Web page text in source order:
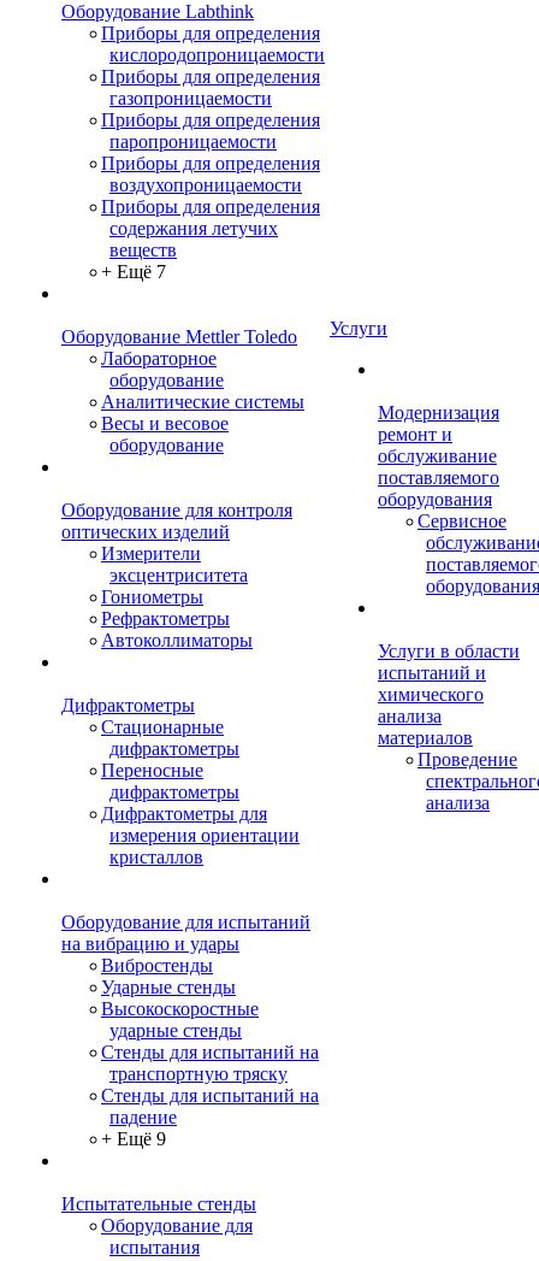
Оборудование Labthink
Приборы для определения
кислородопроницаемости
Приборы для определения
газопроницаемости
Приборы для определения
паропроницаемости
Приборы для определения
воздухопроницаемости
Приборы для определения
содержания летучих
веществ
+ Ещё 7
Оборудование Mettler Toledo
Лабораторное
оборудование
Аналитические системы
Весы и весовое
оборудование
Оборудование для контроля
оптических изделий
Измерители
эксцентриситета
Гониометры
Рефрактометры
Автоколлиматоры
Дифрактометры
Стационарные
дифрактометры
Переносные
дифрактометры
Дифрактометры для
измерения ориентации
кристаллов
Оборудование для испытаний
на вибрацию и удары
Вибростенды
Ударные стенды
Высокоскоростные
ударные стенды
Стенды для испытаний на
транспортную тряску
Стенды для испытаний на
падение
+ Ещё 9
Испытательные стенды
Оборудование для
испытания
Услуги
Модернизация
ремонт и
обслуживание
поставляемого
оборудования
Сервисное
оборудования
Услуги в области
испытаний и
химического
анализа
материалов
Проведение
анализа